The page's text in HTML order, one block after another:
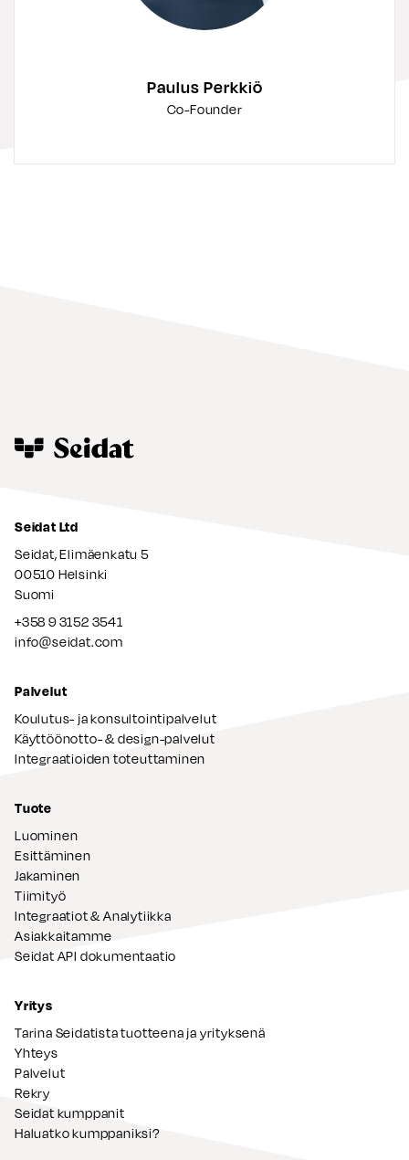
Paulus Perkkiö
Co-Founder
Seidat Ltd
Seidat, Elimäenkatu 5
00510 Helsinki
Suomi
+358 9 3152 3541
info@seidat.com
Palvelut
Koulutus- ja konsultointipalvelut
Käyttöönotto- & design-palvelut
Integraatioiden toteuttaminen
Tuote
Luominen
Esittäminen
Jakaminen
Tiimityö
Integraatiot & Analytiikka
Asiakkaitamme
Seidat API dokumentaatio
Yritys
Tarina Seidatista tuotteena ja yrityksenä
Yhteys
Palvelut
Rekry
Seidat kumppanit
Haluatko kumppaniksi?